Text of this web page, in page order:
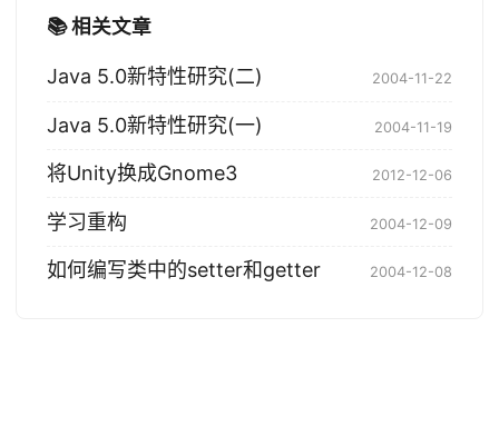
📚 相关文章
Java 5.0新特性研究(二) 2004-11-22
Java 5.0新特性研究(一) 2004-11-19
将Unity换成Gnome3 2012-12-06
学习重构 2004-12-09
如何编写类中的setter和getter 2004-12-08